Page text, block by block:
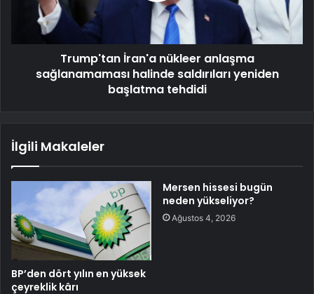
Trump'tan İran'a nükleer anlaşma
sağlanamaması halinde saldırıları yeniden
başlatma tehdidi
İlgili Makaleler
BP’den dört yılın en yüksek
çeyreklik kârı
Mersen hissesi bugün
neden yükseliyor?
Ağustos 4, 2026